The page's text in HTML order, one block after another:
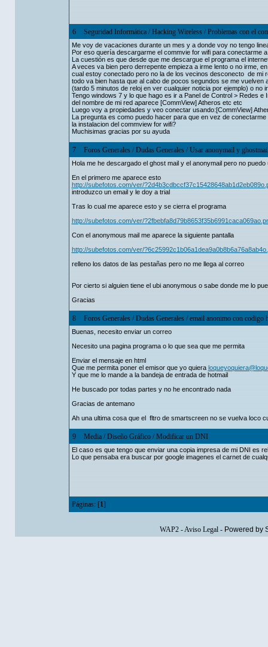
6 Seguridad Informática/Hacking Wireless/Problemas con el
Me voy de vacaciones durante un mes y a donde voy no tengo
Por eso quería descargarme el commvie for wifi para conectarme
La cuestión es que desde que me descargue el programa el
A veces va bien pero derrepente empieza a irme lento o no irme,
cual estoy conectado pero no la de los vecinos desconecto de mi
todo va bien hasta que al cabo de pocos segundos se me
(tardo 5 minutos de reloj en ver cualquier noticia por ejemplo) o no ir
Tengo windows 7 y lo que hago es ir a Panel de Control > Redes
del nombre de mi red aparece [CommView] Atheros etc etc
Luego voy a propiedades y veo conectar usando:[CommView]
La pregunta es como puedo hacer para que en vez de
la instalacion del commview for wifi?
Muchisimas gracias por su ayuda
7 Foros Generales/Dudas Generales/Usar anonymail y
Hola me he descargado el ghost mail y el anonymail pero no puedo
En el primero me aparece esto
http://subefotos.com/ver/
introduzco un email y le doy a trial
Tras lo cual me aparece esto y se cierra el programa
http://subefotos.com/ver/
Con el anonymous mail me aparece la siguiente pantalla
http://subefotos.com/ver/
relleno los datos de las pestañas pero no me llega al correo
Por cierto si alguien tiene el ubi anonymous o sabe donde me lo
Gracias
8 Foros Generales/Dudas Generales/email anonimo con codigo
Buenas, necesito enviar un correo
Necesito una pagina programa o lo que sea que me permita
Enviar el mensaje en html
Que me permita poner el emisor que yo quiera
Y que me lo mande a la bandeja de entrada de hotmail
He buscado por todas partes y no he encontrado nada
Gracias de antemano
Ah una ultima cosa que el fltro de smartscreen no se vuelva loco
9 Media/Diseño Gráfico/Modificar un DNI
El caso es que tengo que enviar una copia impresa de mi DNI es
Lo que pensaba era buscar por google imagenes el carnet de
Páginas: [1]
WAP2-Aviso Legal- Powered by